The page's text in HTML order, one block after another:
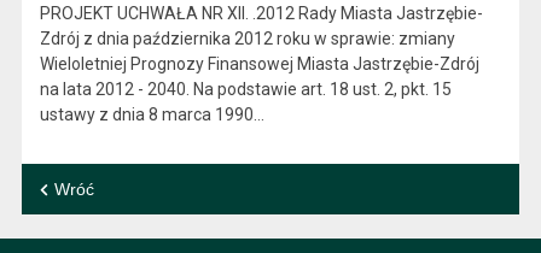
PROJEKT UCHWAŁA NR XII. .2012 Rady Miasta Jastrzębie-
Zdrój z dnia października 2012 roku w sprawie: zmiany
Wieloletniej Prognozy Finansowej Miasta Jastrzębie-Zdrój
na lata 2012 - 2040. Na podstawie art. 18 ust. 2, pkt. 15
ustawy z dnia 8 marca 1990…
Wróć